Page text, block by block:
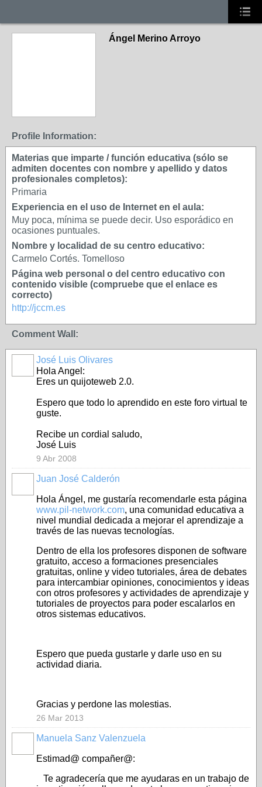
Ángel Merino Arroyo
Profile Information:
Materias que imparte / función educativa (sólo se
admiten docentes con nombre y apellido y datos
profesionales completos):
Primaria
Experiencia en el uso de Internet en el aula:
Muy poca, mínima se puede decir. Uso esporádico en
ocasiones puntuales.
Nombre y localidad de su centro educativo:
Carmelo Cortés. Tomelloso
Página web personal o del centro educativo con
contenido visible (compruebe que el enlace es
correcto)
http://jccm.es
Comment Wall:
José Luis Olivares
Hola Angel:
Eres un quijoteweb 2.0.
Espero que todo lo aprendido en este foro virtual te
guste.
Recibe un cordial saludo,
José Luis
9 Abr 2008
Juan José Calderón
Hola Ángel, me gustaría recomendarle esta página
www.pil-network.com, una comunidad educativa a
nivel mundial dedicada a mejorar el aprendizaje a
través de las nuevas tecnologías.
Dentro de ella los profesores disponen de software
gratuito, acceso a formaciones presenciales
gratuitas, online y video tutoriales, área de debates
para intercambiar opiniones, conocimientos y ideas
con otros profesores y actividades de aprendizaje y
tutoriales de proyectos para poder escalarlos en
otros sistemas educativos.
Espero que pueda gustarle y darle uso en su
actividad diaria.
Gracias y perdone las molestias.
26 Mar 2013
Manuela Sanz Valenzuela
Estimad@ compañer@:
Te agradecería que me ayudaras en un trabajo de